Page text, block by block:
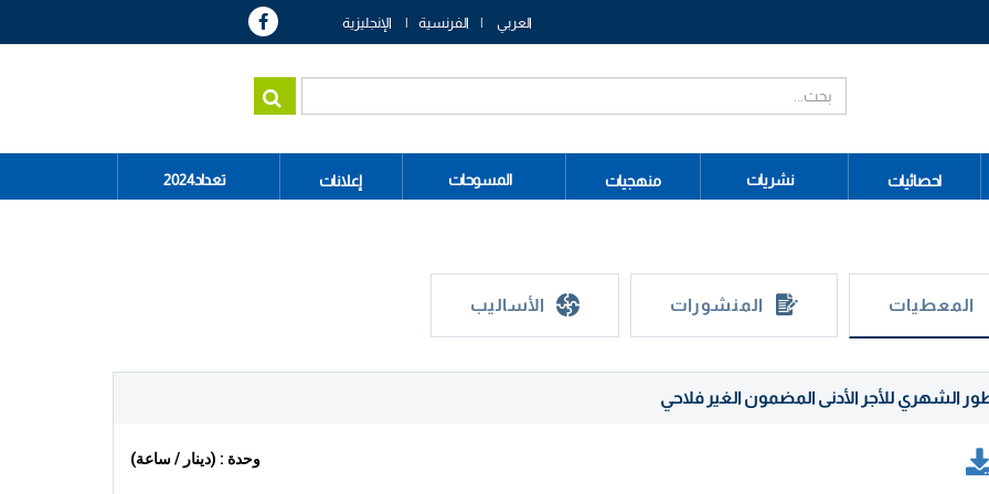
العربي الفرنسية الإنجليزية
احصائيات نشريات منهجيات المسوحات إعلانات تعداد2024
المعطيات المنشورات الأساليب
الشهري للأجر الأدنى المضمون الغير فلاحي
وحدة : (دينار / ساعة)